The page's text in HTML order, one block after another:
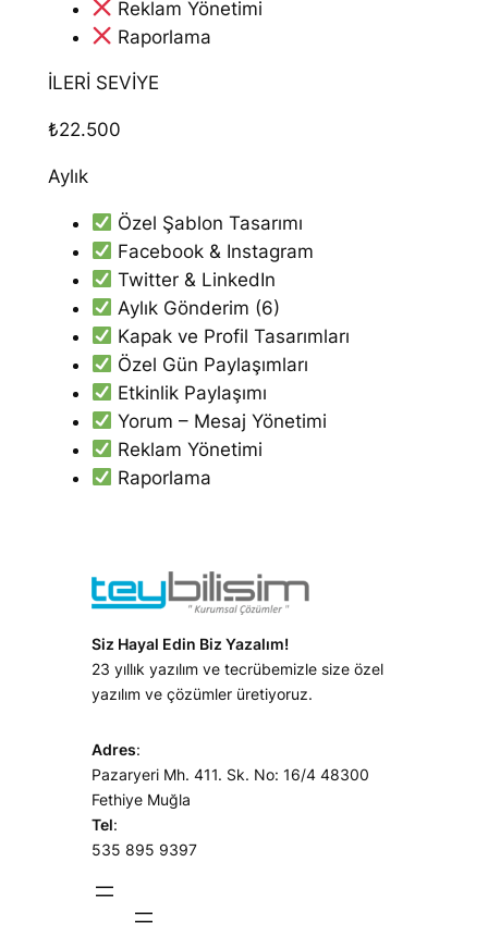
Reklam Yönetimi
Raporlama
İLERİ SEVİYE
₺22.500
Aylık
Özel Şablon Tasarımı
Facebook & Instagram
Twitter & LinkedIn
Aylık Gönderim (6)
Kapak ve Profil Tasarımları
Özel Gün Paylaşımları
Etkinlik Paylaşımı
Yorum – Mesaj Yönetimi
Reklam Yönetimi
Raporlama
Siz Hayal Edin Biz Yazalım!
23 yıllık yazılım ve tecrübemizle size özel
yazılım ve çözümler üretiyoruz.
Adres:
Pazaryeri Mh. 411. Sk. No: 16/4 48300
Fethiye Muğla
Tel:
535 895 9397